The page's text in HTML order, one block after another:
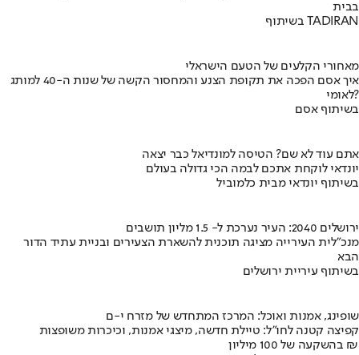
בבית
בשיתוף TADIRAN
מאחורי הקלעים של הטעם הישראלי
איך אסם הפכה את תקופת הצנע והמחסור הקשה של שנות ה-40 למותג
לאומי?
בשיתוף אסם
אתם עוד לא שם? הטיסה למונדיאל כבר יצאה
יונדאי לוקחת אתכם לבמה הכי גדולה בעולם
בשיתוף יונדאי מבית כלמוביל
ירושלים 2040: העיר נערכת ל- 1.5 מליון תושבים
מנכ"לית העירייה מציגה תוכנית להשארת הצעירים ובניית עתיד הדור
הבא
בשיתוף עיריית ירושלים
שופינג, אמנות ואוכל: המרכז המתחדש של מזרח י-ם
קפיצה קטנה לחו"ל: טיילת חדשה, מיצגי אמנות, וכיכרות משופצות
בהשקעה של 100 מיליון ₪